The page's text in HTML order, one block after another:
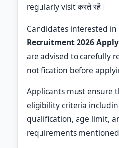
regularly visit करते रहें।
Candidates interested in
Recruitment 2026
are advised to carefully
notification before
Applicants must ensure
eligibility criteria
qualification, age limit,
requirements